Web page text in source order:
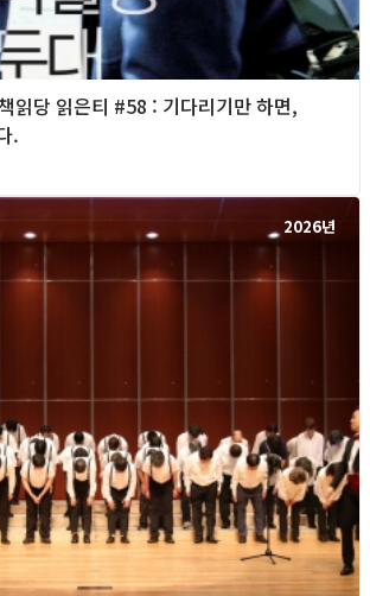
읽당 읽은티 #58 : 기다리기만 하면,
.
2026년